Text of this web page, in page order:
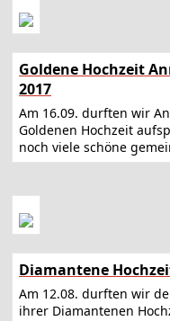
Goldene Hochzeit
2017
Am 16.09. durften wir
Goldenen Hochzeit
noch viele schöne
Diamantene
Am 12.08. durften wir
ihrer Diamantenen